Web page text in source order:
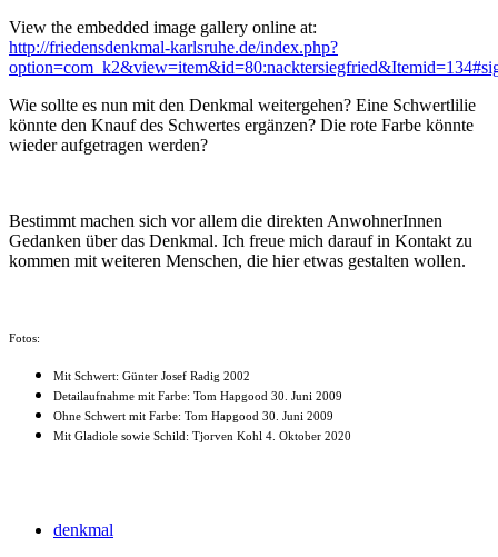
View the embedded image gallery online at:
http://friedensdenkmal-karlsruhe.de/index.php?
Wie sollte es nun mit den Denkmal weitergehen? Eine Schwertlilie
könnte den Knauf des Schwertes ergänzen? Die rote Farbe könnte
wieder aufgetragen werden?
Bestimmt machen sich vor allem die direkten AnwohnerInnen
Gedanken über das Denkmal. Ich freue mich darauf in Kontakt zu
kommen mit weiteren Menschen, die hier etwas gestalten wollen.
Fotos:
Mit Schwert: Günter Josef Radig 2002
Detailaufnahme mit Farbe: Tom Hapgood 30. Juni 2009
Ohne Schwert mit Farbe: Tom Hapgood 30. Juni 2009
Mit Gladiole sowie Schild: Tjorven Kohl 4. Oktober 2020
denkmal